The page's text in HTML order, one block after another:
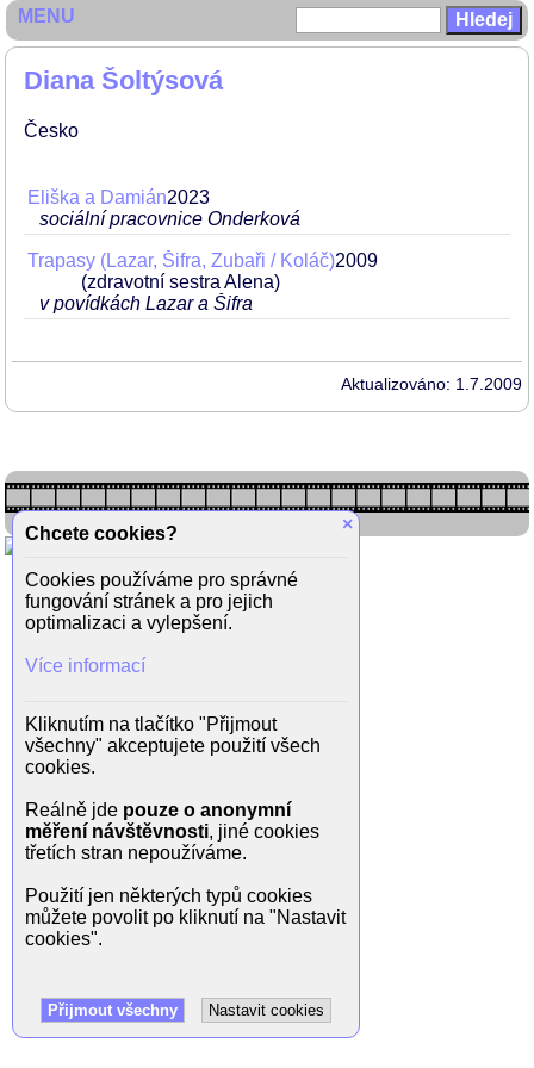
Diana Šoltýsová
Česko
Eliška a Damián2023
sociální pracovnice Onderková
Trapasy (Lazar, Šifra, Zubaři / Koláč)2009
(zdravotní sestra Alena)
v povídkách Lazar a Šifra
Aktualizováno: 1.7.2009
MENU
×
Chcete cookies?
Cookies používáme pro správné
fungování stránek a pro jejich
optimalizaci a vylepšení.
Více informací
Kliknutím na tlačítko "Přijmout
všechny" akceptujete použití všech
cookies.
Reálně jde pouze o anonymní
měření návštěvnosti, jiné cookies
třetích stran nepoužíváme.
Použití jen některých typů cookies
můžete povolit po kliknutí na "Nastavit
cookies".
Přijmout všechny Nastavit cookies